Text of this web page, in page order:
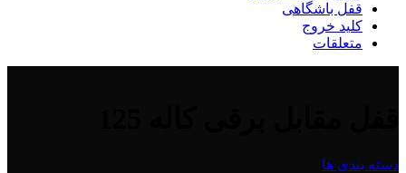
قفل باشگاهی
کلید خروج
متعلقات
دسته بندی ها